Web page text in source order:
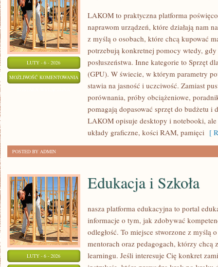
LUTY - 6 - 2026
MOŻLIWOŚĆ KOMENTOWANIA SPRZĘT
KOMPUTEROWY
LAKOM to praktyczna platforma
naprawom urządzeń, które działają nam
z myślą o osobach, które chcą kupować
potrzebują konkretnej pomocy wtedy,
posłuszeństwa. Inne kategorie to Sprzęt
(GPU). W świecie, w którym parametry
stawia na jasność i uczciwość. Zamiast
porównania, próby obciążeniowe,
pomagają dopasować sprzęt do budżetu i
LAKOM opisuje desktopy i notebooki, ale
układy graficzne, kości RAM, pamięci [
POSTED BY ADMIN
LUTY - 6 - 2026
Edukacja i Szkoła
nasza platforma edukacyjna to portal
informacje o tym, jak zdobywać
odległość. To miejsce stworzone z myślą
mentorach oraz pedagogach, którzy chcą
learningu. Jeśli interesuje Cię konkret